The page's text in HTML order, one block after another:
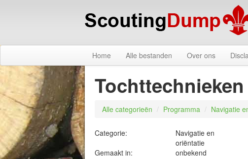
Home
Alle bestanden Over ons
Tochttechnieken
Alle categorieën / Programma / Navigatie
Categorie:
Navigatie en
oriëntatie
Gemaakt in:
onbekend